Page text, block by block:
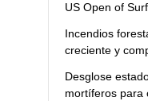
US Open of
Incendios
creciente y
Desglose
mortíferos para